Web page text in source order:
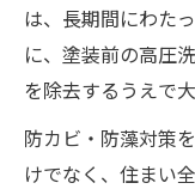
は、長期間にわた
に、塗装前の高圧
を除去するうえで
防カビ・防藻対策
けでなく、住まい